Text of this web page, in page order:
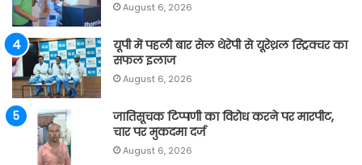
August 6, 2026
यूपी में पहली बार सेल थेरेपी से यूरेथ्रल स्ट्रिक्चर का
सफल इलाज
August 6, 2026
जातिसूचक टिप्पणी का विरोध करने पर मारपीट,
चार पर मुकदमा दर्ज
August 6, 2026